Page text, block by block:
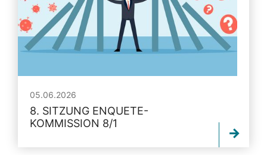
05.06.2026
8. SITZUNG ENQUETE-
KOMMISSION 8/1